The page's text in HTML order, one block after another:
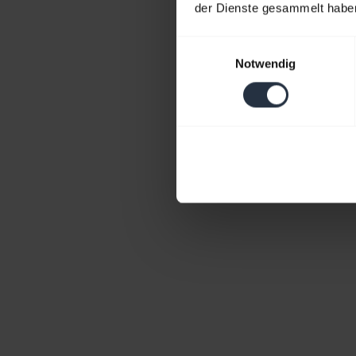
der Dienste gesammelt
Notwendig